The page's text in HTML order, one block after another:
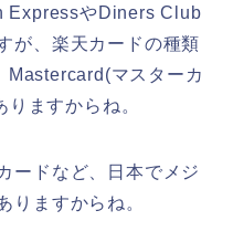
ExpressやDiners Club
が、楽天カードの種類
Mastercard(マスターカ
ますからね。
ードなど、日本でメジ
りますからね。